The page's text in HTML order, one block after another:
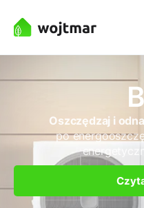
Oszczędzaj i
po